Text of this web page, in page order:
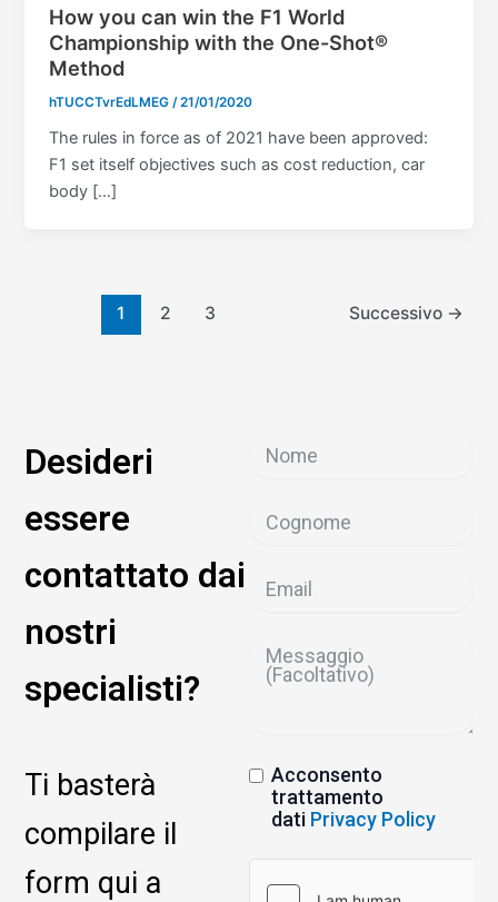
How you can win the F1 World
Championship with the One-Shot®
Method
hTUCCTvrEdLMEG /21/01/2020
The rules in force as of 2021 have been approved:
F1 set itself objectives such as cost reduction, car
body […]
1 2 3 Successivo →
Desideri
essere
contattato dai
nostri
specialisti?
Ti basterà
compilare il
form qui a
Acconsento
trattamento
dati Privacy Policy